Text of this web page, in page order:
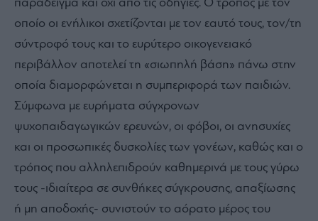
παράδειγμα και όχι από τις οδηγίες. Ο τρόπος με τον
οποίο οι ενήλικοι σχετίζονται με τον εαυτό τους, τον/τη
σύντροφό τους και το ευρύτερο οικογενειακό
περιβάλλον αποτελεί τη «σιωπηλή βάση» πάνω στην
οποία διαμορφώνεται η συμπεριφορά των παιδιών.
Σύμφωνα με ευρήματα σύγχρονων
ψυχοπαιδαγωγικών ερευνών, οι φόβοι, οι ανησυχίες
και οι προσωπικές δυσκολίες των γονέων, καθώς και ο
τρόπος που αλληλεπιδρούν καθημερινά με τους γύρω
τους -ιδιαίτερα σε συνθήκες σύγκρουσης, απαξίωσης
ή μη αποδοχής- συνιστούν το αόρατο μέρος του